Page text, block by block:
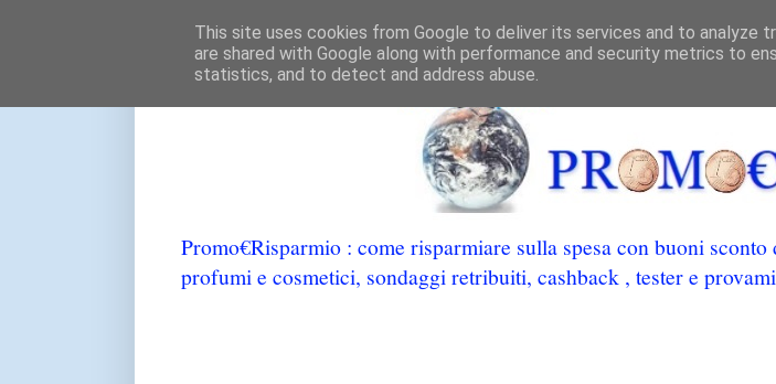
Promo€Risparmio : come risparmiare sulla spesa con buoni
profumi e cosmetici, sondaggi retribuiti, cashback , tester e
This site uses cookies from Google to deliver its services and to analyze
are shared with Google along with performance and security metrics to
statistics, and to detect and address abuse.